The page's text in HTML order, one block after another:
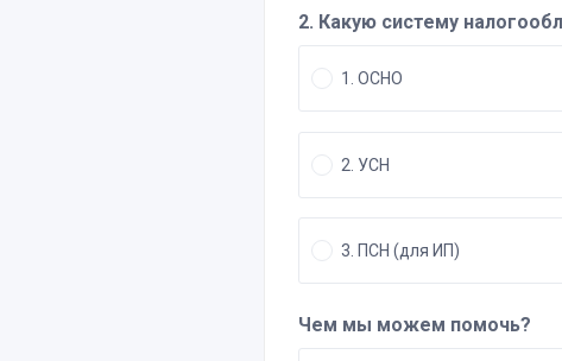
2. Какую систему
1. ОСНО
2. УСН
3. ПСН (для ИП)
Чем мы можем помочь?